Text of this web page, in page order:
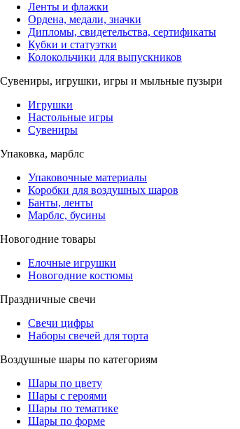
Ленты и флажки
Ордена, медали, значки
Дипломы, свидетельства, сертификаты
Кубки и статуэтки
Колокольчики для выпускников
Сувениры, игрушки, игры и мыльные пузыри
Игрушки
Настольные игры
Сувениры
Упаковка, марблс
Упаковочные материалы
Коробки для воздушных шаров
Банты, ленты
Марблс, бусины
Новогодние товары
Елочные игрушки
Новогодние костюмы
Праздничные свечи
Свечи цифры
Наборы свечей для торта
Воздушные шары по категориям
Шары по цвету
Шары с героями
Шары по тематике
Шары по форме